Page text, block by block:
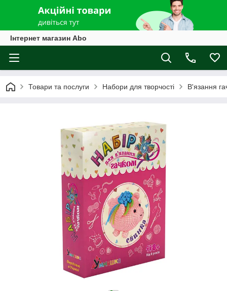
Інтернет магазин Abo
Товари та послуги Набори для творчості В'язання